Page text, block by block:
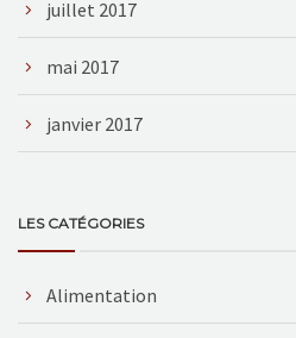
juillet 2017
mai 2017
janvier 2017
LES CATÉGORIES
Alimentation